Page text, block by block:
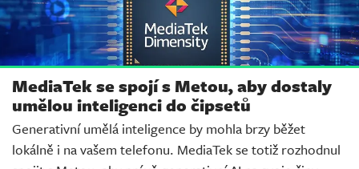
MediaTek se spojí s Metou, aby dostaly
umělou inteligenci do čipsetů
Generativní umělá inteligence by mohla brzy běžet
lokálně i na vašem telefonu. MediaTek se totiž rozhodnul